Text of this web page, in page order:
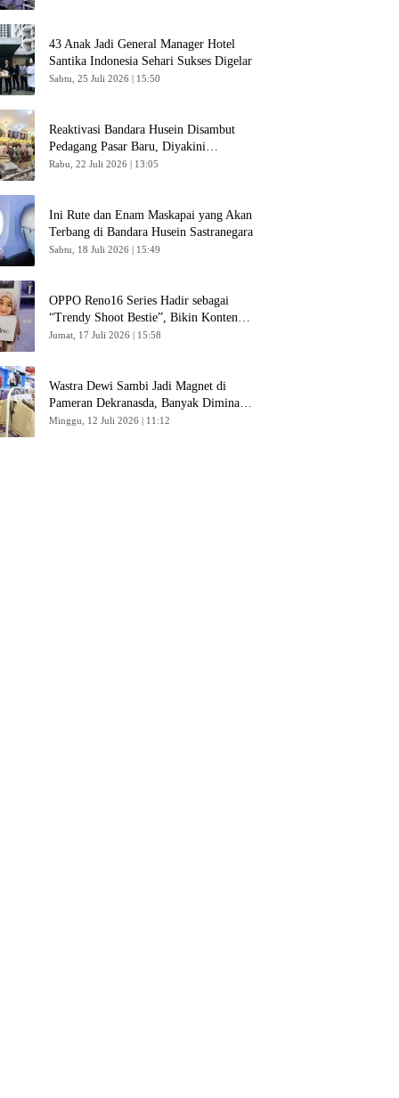
43 Anak Jadi General Manager Hotel
Santika Indonesia Sehari Sukses Digelar
Sabtu, 25 Juli 2026 | 15:50
Reaktivasi Bandara Husein Disambut
Pedagang Pasar Baru, Diyakini
Bangkitkan Kembali Ekonomi Bandung
Rabu, 22 Juli 2026 | 13:05
Ini Rute dan Enam Maskapai yang Akan
Terbang di Bandara Husein Sastranegara
Sabtu, 18 Juli 2026 | 15:49
OPPO Reno16 Series Hadir sebagai
“Trendy Shoot Bestie”, Bikin Konten
Kreator Makin Betah
Jumat, 17 Juli 2026 | 15:58
Wastra Dewi Sambi Jadi Magnet di
Pameran Dekranasda, Banyak Diminati
Pengunjung
Minggu, 12 Juli 2026 | 11:12